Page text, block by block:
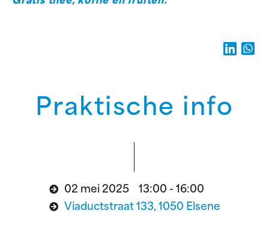
Praktische info
02 mei 2025 13:00 - 16:00
Viaductstraat 133, 1050 Elsene